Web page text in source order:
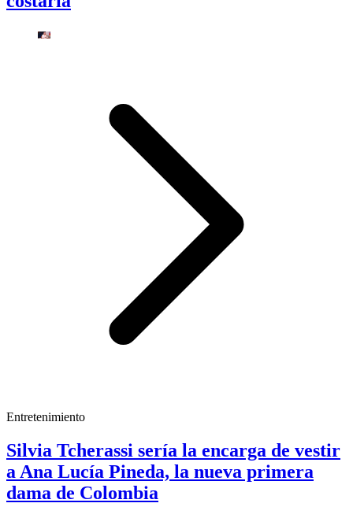
Entretenimiento
Silvia Tcherassi sería la encarga de vestir
a Ana Lucía Pineda, la nueva primera
dama de Colombia